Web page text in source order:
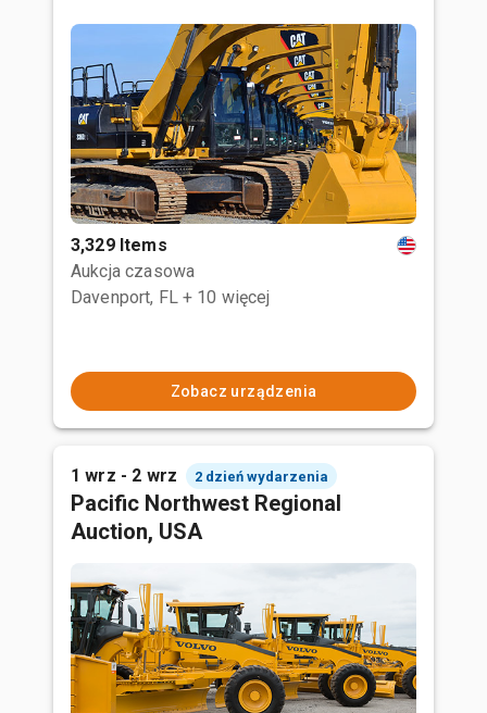
3,329 Items
Aukcja czasowa
Davenport, FL + 10 więcej
Zobacz urządzenia
1 wrz - 2 wrz 2 dzień wydarzenia
Pacific Northwest Regional
Auction, USA